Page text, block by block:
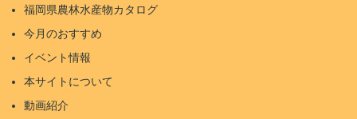
福岡県農林水産物カタログ
今月のおすすめ
イベント情報
本サイトについて
動画紹介